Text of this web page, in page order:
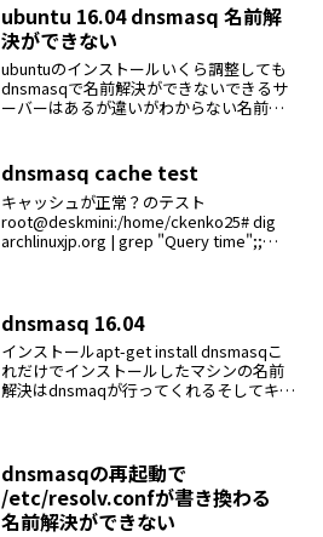
ubuntu 16.04 dnsmasq 名前解
決ができない
ubuntuのインストールいくら調整しても
dnsmasqで名前解決ができないできるサ
ーバーはあるが違いがわからない名前解
dnsmasq cache test
キャッシュが正常？のテスト
root@deskmini:/home/ckenko25# dig
archlinuxjp.org | grep "Query time";;
dnsmasq 16.04
インストールapt-get install dnsmasqこ
れだけでインストールしたマシンの名前
解決はdnsmaqが行ってくれるそしてキャ
dnsmasqの再起動で
/etc/resolv.confが書き換わる
名前解決ができない